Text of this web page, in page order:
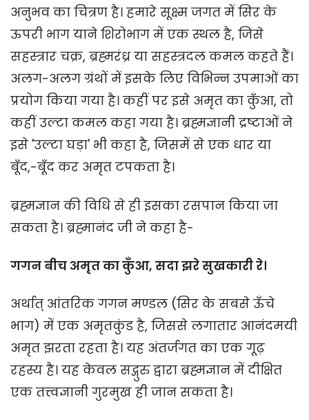
अनुभव का चित्रण है। हमारे सूक्ष्म जगत में सिर के
ऊपरी भाग याने शिरोभाग में एक स्थल है, जिसे
सहस्त्रार चक्र, ब्रह्मरंध्र या सहस्त्रदल कमल कहते हैं।
अलग-अलग ग्रंथों में इसके लिए विभिन्न उपमाओं का
प्रयोग किया गया है। कहीं पर इसे अमृत का कुँआ, तो
कहीं उल्टा कमल कहा गया है। ब्रह्मज्ञानी द्रष्टाओं ने
इसे 'उल्टा घड़ा' भी कहा है, जिसमें से एक धार या
बूँद,-बूँद कर अमृत टपकता है।
ब्रह्मज्ञान की विधि से ही इसका रसपान किया जा
सकता है। ब्रह्मानंद जी ने कहा है-
गगन बीच अमृत का कुँआ, सदा झरे सुखकारी रे।
अर्थात् आंतरिक गगन मण्डल (सिर के सबसे ऊँचे
भाग) में एक अमृतकुंड है, जिससे लगातार आनंदमयी
अमृत झरता रहता है। यह अंतर्जगत का एक गूढ़
रहस्य है। यह केवल सद्गुरु द्वारा ब्रह्मज्ञान में दीक्षित
एक तत्त्वज्ञानी गुरमुख ही जान सकता है।